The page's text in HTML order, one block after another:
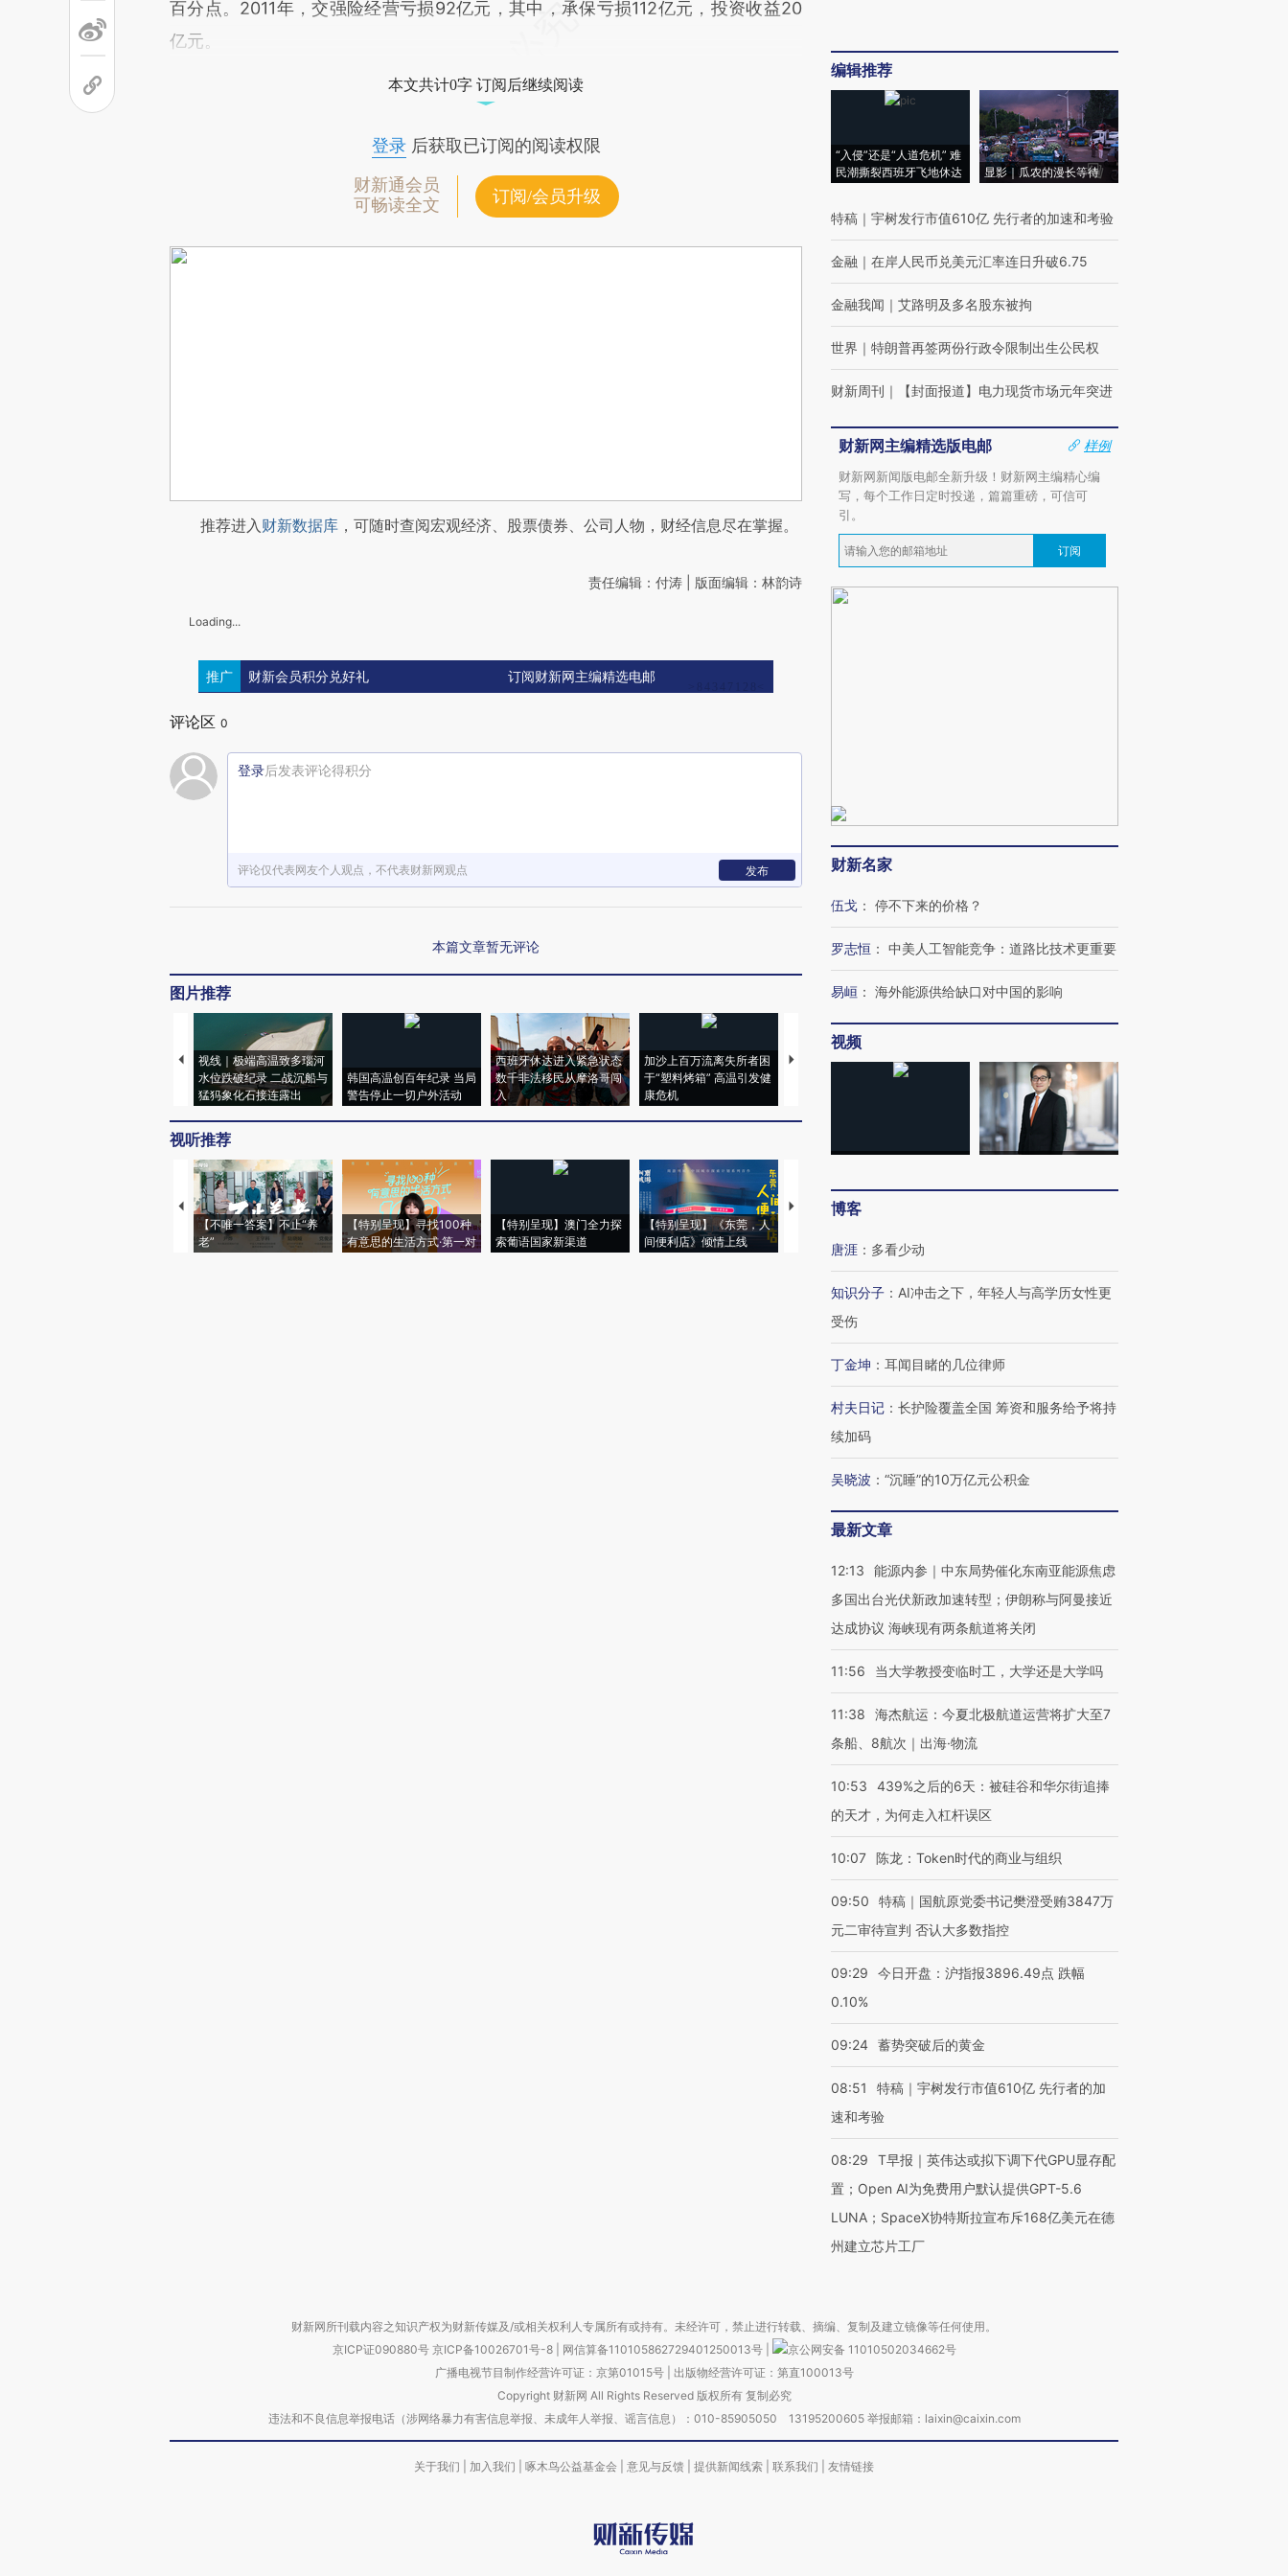
百分点。2011年，交强险经营亏损92亿元，其中，承保亏损112亿元，投资收益20
亿元。
本文共计0字 订阅后继续阅读
登录后获取已订阅的阅读权限
财新通会员
可畅读全文
订阅/会员升级
推荐进入财新数据库 ，可随时查阅宏观经济、股票债券、公司人物，财经信息尽在掌握。
责任编辑：付涛 | 版面编辑：林韵诗
Loading...
推广 财新会员积分兑好礼 订阅财新网主编精选电邮
评论区 0
登录后发表评论得积分
评论仅代表网友个人观点，不代表财新网观点 发布
本篇文章暂无评论
图片推荐
视线｜极端高温致多瑙河
水位跌破纪录 二战沉船与
猛犸象化石接连露出
韩国高温创百年纪录 当局
警告停止一切户外活动
西班牙休达进入紧急状态
数千非法移民从摩洛哥闯
入
加沙上百万流离失所者困
于“塑料烤箱” 高温引发健
康危机
视线｜HYROX的吸金
术：是什么让中产们甘
马航飞行员跨国走私7万
粒摇头丸 尿检体内含3种
视线｜被称为“蟑螂”的印
度Z世代 用街头抗争将教
育部长拱下台
视听推荐
【不唯一答案】不止“养
老”
【特别呈现】寻找100种
有意思的生活方式·第一对
【特别呈现】澳门全力探
索葡语国家新渠道
【特别呈现】《东莞，人
间便利店》倾情上线
【推广】走进第四届链博
编辑推荐
“入侵”还是“人道危机” 难
民潮撕裂西班牙飞地休达
显影｜瓜农的漫长等待
特稿 ｜ 宇树发行市值610亿 先行者的加速和考验
金融 ｜ 在岸人民币兑美元汇率连日升破6.75
金融我闻 ｜ 艾路明及多名股东被拘
世界 ｜ 特朗普再签两份行政令限制出生公民权
财新周刊 ｜ 【封面报道】电力现货市场元年突进
财新网主编精选版电邮
样例
财新网新闻版电邮全新升级！财新网主编精心编
写，每个工作日定时投递，篇篇重磅，可信可
引。
订阅
财新名家
伍戈 ： 停不下来的价格？
罗志恒 ： 中美人工智能竞争：道路比技术更重要
易峘 ： 海外能源供给缺口对中国的影响
视频
博客
唐涯 ： 多看少动
知识分子 ： AI冲击之下，年轻人与高学历女性更
受伤
丁金坤 ： 耳闻目睹的几位律师
村夫日记 ： 长护险覆盖全国 筹资和服务给予将持
续加码
吴晓波 ： “沉睡”的10万亿元公积金
最新文章
12:13
能源内参｜中东局势催化东南亚能源焦虑
多国出台光伏新政加速转型；伊朗称与阿曼接近
达成协议 海峡现有两条航道将关闭
11:56 当大学教授变临时工，大学还是大学吗
11:38
海杰航运：今夏北极航道运营将扩大至7
条船、8航次｜出海·物流
10:53
439%之后的6天：被硅谷和华尔街追捧
的天才，为何走入杠杆误区
10:07 陈龙：Token时代的商业与组织
09:50
特稿｜国航原党委书记樊澄受贿3847万
元二审待宣判 否认大多数指控
09:29
今日开盘：沪指报3896.49点 跌幅
0.10%
09:24 蓄势突破后的黄金
08:51
特稿｜宇树发行市值610亿 先行者的加
速和考验
08:29
T早报｜英伟达或拟下调下代GPU显存配
置；Open AI为免费用户默认提供GPT-5.6
LUNA；SpaceX协特斯拉宣布斥168亿美元在德
州建立芯片工厂
财新网所刊载内容之知识产权为财新传媒及/或相关权利人专属所有或持有。未经许可，禁止进行转载、摘编、复制及建立镜像等任何使用。
京ICP证090880号 京ICP备10026701号-8 网信算备110105862729401250013号
京公网安备 11010502034662号
广播电视节目制作经营许可证：京第01015号| 出版物经营许可证：第直100013号
Copyright 财新网 All Rights Reserved 版权所有 复制必究
违法和不良信息举报电话（涉网络暴力有害信息举报、未成年人举报、谣言信息）：010-85905050 13195200605 举报邮箱：laixin@caixin.com
关于我们 加入我们 啄木鸟公益基金会 意见与反馈 提供新闻线索 联系我们 友情链接